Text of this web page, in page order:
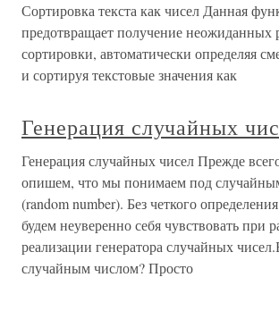
Сортировка текста как чисел Данная
предотвращает получение неожиданных
сортировки, автоматически определяя
и сортируя текстовые значения как
Генерация случайных
Генерация случайных чисел Прежде
опишем, что мы понимаем под
(random number). Без четкого
будем неуверенно себя чувствовать при
реализации генератора случайных
случайным числом? Просто